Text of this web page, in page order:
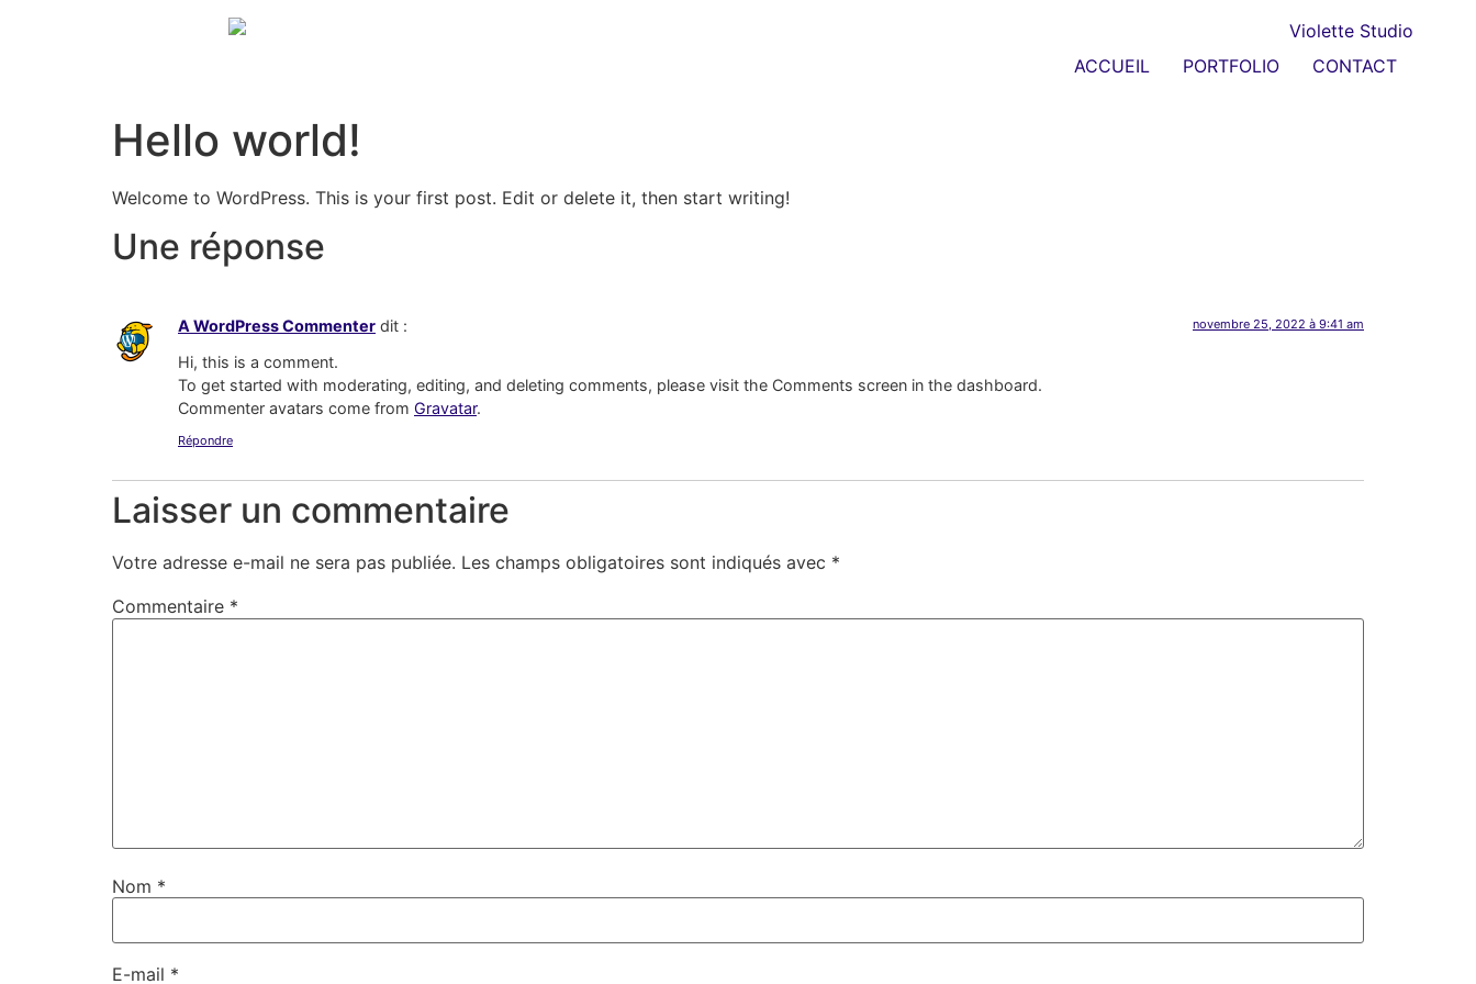
ACCUEIL PORTFOLIO CONTACT
Hello world!
Welcome to WordPress. This is your first post. Edit or delete it, then start writing!
Une réponse
A WordPress Commenter dit : novembre 25, 2022 à 9:41 am
Hi, this is a comment.
To get started with moderating, editing, and deleting comments, please visit the Comments screen in the dashboard.
Commenter avatars come from Gravatar.
Répondre
Laisser un commentaire
Votre adresse e-mail ne sera pas publiée. Les champs obligatoires sont indiqués avec *
Commentaire *
Nom *
E-mail *